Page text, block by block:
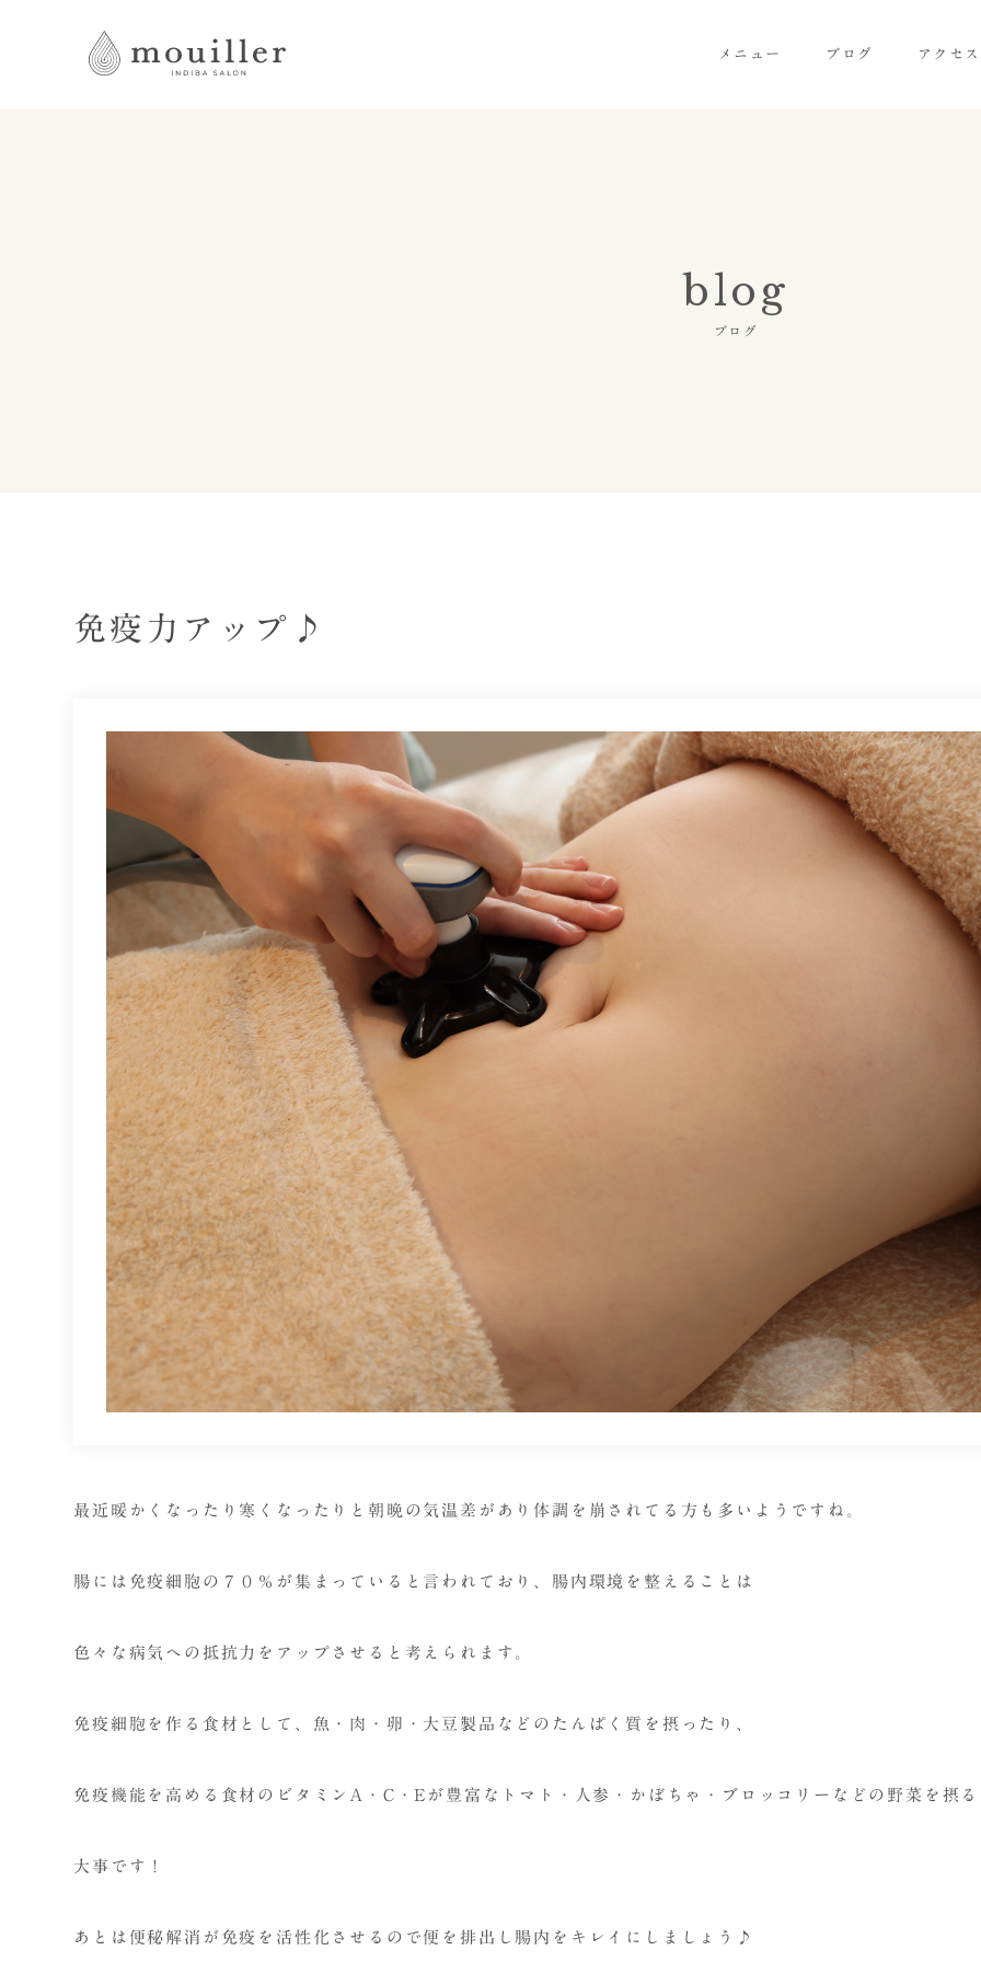
メニュー ブログ アクセス
blog
ブログ
免疫力アップ♪
最近暖かくなったり寒くなったりと朝晩の気温差があり体調を崩されてる方も多いようですね。
腸には免疫細胞の７０％が集まっていると言われており、腸内環境を整えることは
色々な病気への抵抗力をアップさせると考えられます。
免疫細胞を作る食材として、魚・肉・卵・大豆製品などのたんぱく質を摂ったり、
免疫機能を高める食材のビタミンA・C・Eが豊富なトマト・人参・かぼちゃ・ブロッコリーなどの野菜を摂
大事です！
あとは便秘解消が免疫を活性化させるので便を排出し腸内をキレイにしましょう♪